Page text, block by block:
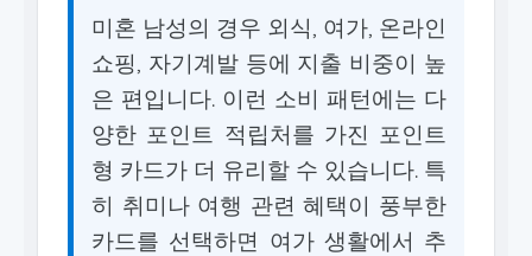
미혼 남성의 경우 외식, 여가, 온라인
쇼핑, 자기계발 등에 지출 비중이 높
은 편입니다. 이런 소비 패턴에는 다
양한 포인트 적립처를 가진 포인트
형 카드가 더 유리할 수 있습니다. 특
히 취미나 여행 관련 혜택이 풍부한
카드를 선택하면 여가 생활에서 추